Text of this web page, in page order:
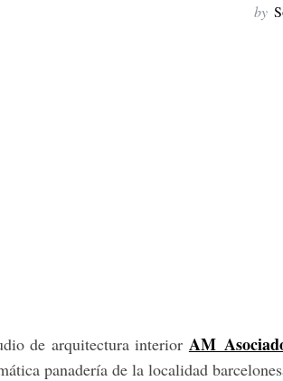
by
de arquitectura interior
panadería de la localidad